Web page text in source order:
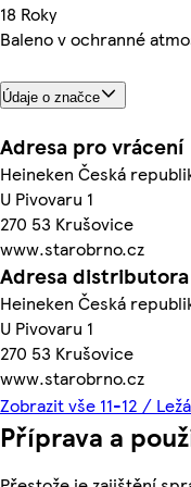
18 Roky
Baleno v ochranné
Údaje o značce
Adresa pro vrácení
Heineken Česká
U Pivovaru 1
270 53 Krušovice
www.starobrno.cz
Adresa distributora
Heineken Česká
U Pivovaru 1
270 53 Krušovice
www.starobrno.cz
Zobrazit vše 11-12 /
Příprava a